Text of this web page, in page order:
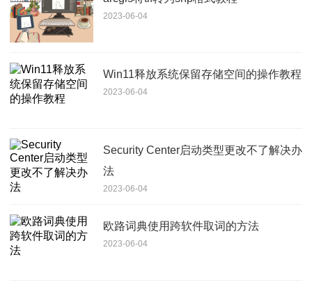
2023-06-04
Win11释放系统保留存储空间的操作教程
2023-06-04
Security Center启动类型更改不了解决办
法
2023-06-04
欧路词典使用跨软件取词的方法
2023-06-04